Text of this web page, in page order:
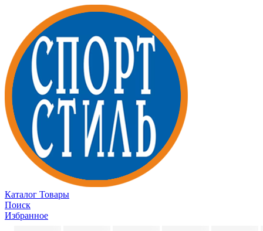
Каталог Товары
Поиск
Избранное